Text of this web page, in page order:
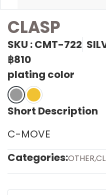
CLASP
SKU : CMT-722
฿810
plating color
Short Description
C-MOVE
Categories:OTHER,